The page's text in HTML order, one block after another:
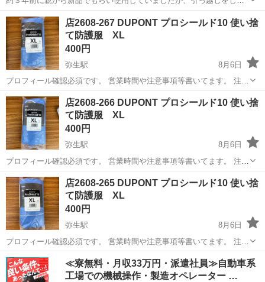
使用しなくなったので、出品いたします。 目立つ汚れ、傷はありませ
んが、見落としをご了承いただける方。 高さ約63cm 横約22cm 奥行
き約15cm このままお渡...
岡山 岡山市
店2608-267 DUPONT プロシールド10 使い捨
て防護服 XL
400円
弥生駅
8月6日
プロフィール確認必須です。 営業時間や注意事項等書いてます。 注意
⚠️ 当店はリサイクルショップの為、原則として 返品・交換や修理等の
対応は致しかねます。 家電等に関しましては、ご購入から３日以内に
商品の不備や故障があっ...
岡山 倉敷市 防護服
店2608-266 DUPONT プロシールド10 使い捨
て防護服 XL
400円
弥生駅
8月6日
プロフィール確認必須です。 営業時間や注意事項等書いてます。 注意
⚠️ 当店はリサイクルショップの為、原則として 返品・交換や修理等の
対応は致しかねます。 家電等に関しましては、ご購入から３日以内に
商品の不備や故障があっ...
岡山 倉敷市 防護服
店2608-265 DUPONT プロシールド10 使い捨
て防護服 XL
400円
弥生駅
8月6日
プロフィール確認必須です。 営業時間や注意事項等書いてます。 注意
⚠️ 当店はリサイクルショップの為、原則として 返品・交換や修理等の
対応は致しかねます。 家電等に関しましては、ご購入から３日以内に
商品の不備や故障があっ...
岡山 倉敷市 弥生駅 その他
≪寮無料・月収33万円・派遣社員≫自動車系
工場での機械操作・製造オペレーター …